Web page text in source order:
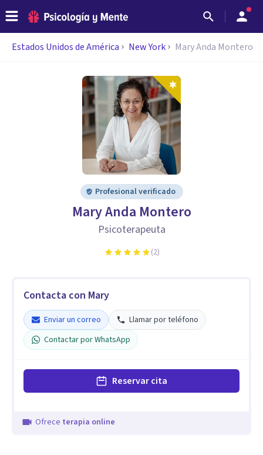
Estados Unidos de América New York Mary Anda Montero
Profesional verificado
Mary Anda Montero
Psicoterapeuta
(2)
Contacta con Mary
Enviar un correo
Llamar por teléfono
Contactar por WhatsApp
Reservar cita
Ofrece terapia online